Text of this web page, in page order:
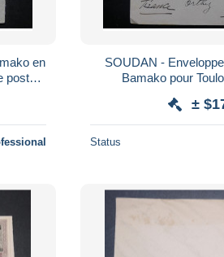
en
-
SOUDAN -
Bamako pour
±
Status